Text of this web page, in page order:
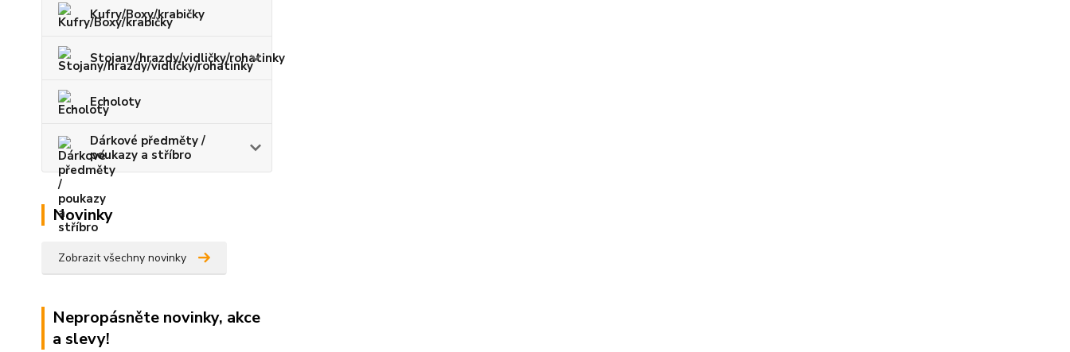
Kufry/Boxy/krabičky
Stojany/hrazdy/vidličky/rohatinky
Echoloty
Dárkové předměty /
poukazy a stříbro
Novinky
Zobrazit všechny novinky
Nepropásněte novinky, akce
a slevy!